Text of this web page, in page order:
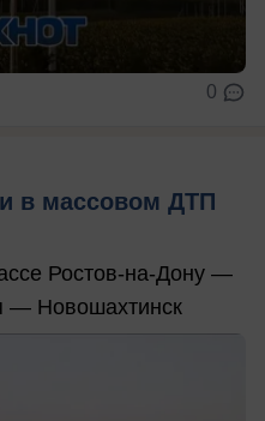
0
в массовом ДТП
Ростов-на-Дону —
— Новошахтинск